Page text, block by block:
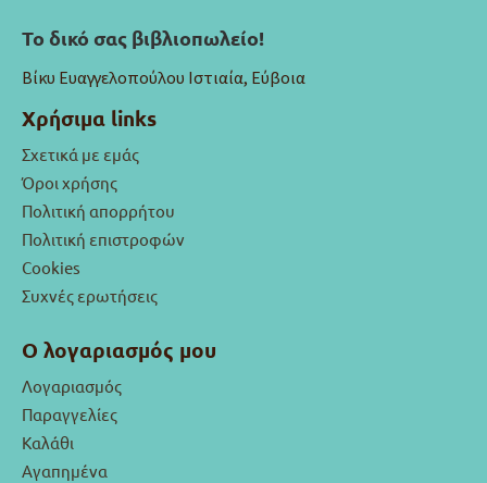
Το δικό σας βιβλιοπωλείο!
Βίκυ Ευαγγελοπούλου Ιστιαία, Εύβοια
Χρήσιμα links
Σχετικά με εμάς
Όροι χρήσης
Πολιτική απορρήτου
Πολιτική επιστροφών
Cookies
Συχνές ερωτήσεις
Ο λογαριασμός μου
Λογαριασμός
Παραγγελίες
Καλάθι
Αγαπημένα